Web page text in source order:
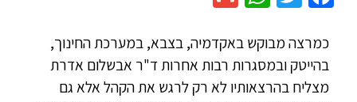
כמרצה מבוקש באקדמיה, בצבא, במערכת החינוך,
בהייטק ובמסגרות רבות אחרות ד"ר אבשלום אדרת
מצליח בהרצאותיו לא רק לרגש את הקהל אלא גם